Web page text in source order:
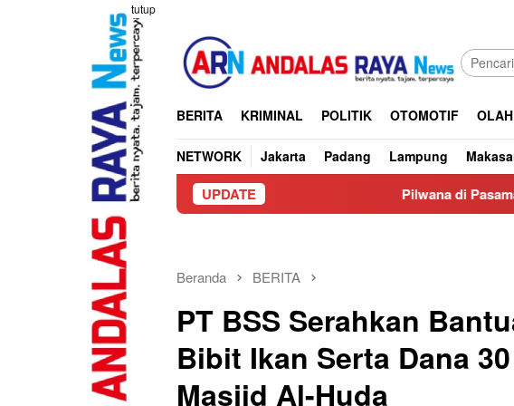
tutup
BERITA KRIMINAL POLITIK OTOMOTIF
NETWORK Jakarta Padang Lampung
UPDATE Pilwana di Pasaman Barat Dengan
Beranda BERITA
PT BSS Serahkan
Bibit Ikan Serta Dana
Masjid Al-Huda